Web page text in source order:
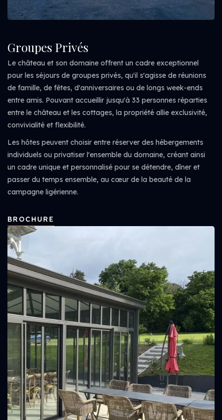
Groupes Privés
Le château et son domaine offrent un cadre exceptionnel
pour les séjours de groupes privés, qu'il s'agisse de réunions
de famille, de fêtes, d'anniversaires ou de longs week-ends
entre amis. Pouvant accueillir jusqu'à 33 personnes réparties
entre le château et les cottages, la propriété allie exclusivité,
convivialité et flexibilité.
Les hôtes peuvent choisir entre réserver des hébergements
individuels ou privatiser l'ensemble du domaine, créant ainsi
un cadre unique et personnalisé pour se détendre, dîner et
passer du temps ensemble, au cœur de la beauté de la
campagne ligérienne.
BROCHURE